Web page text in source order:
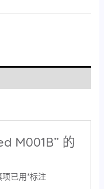
M001B” 的
项已用*标注